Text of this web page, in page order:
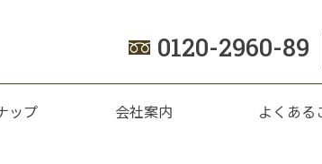
0120-2960-89
ップ 会社案内 よくある